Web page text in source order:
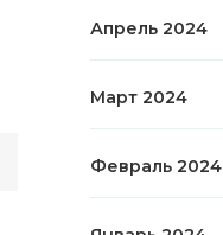
Апрель 2024
Март 2024
Февраль 2024